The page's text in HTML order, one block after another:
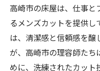
高崎市の床屋は、仕事と
るメンズカットを提供し
は、清潔感と信頼感を
が、高崎市の理容師たち
めに、洗練されたカット